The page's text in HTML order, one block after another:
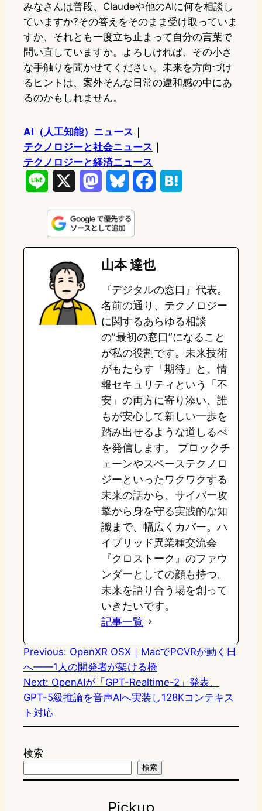
みなさんは普段、Claudeや他のAIに何を相談し
ていますか?その答えをそのまま受け取っていま
すか、それとも一度立ち止まって自分の言葉で
問い直していますか。よろしければ、その小さ
な手触りを聞かせてください。未来を方向づけ
るヒントは、案外そんな日常の違和感の中にあ
るのかもしれません。
AI（人工知能）ニュース
テクノロジーと社会ニュース
テクノロジーと経済ニュース
n
e
s
t
o
o
n
u
e
s
k
e
b
o
o
k
e
a
山本 達也
『デジタルの窓口』代表。
名前の通り、テクノロジー
に関するあらゆる相談
の”最初の窓口”になること
が私の役割です。未来技術
がもたらす「期待」と、情
報セキュリティという「不
安」の両方に寄り添い、誰
もが安心して新しい一歩を
踏み出せるような道しるべ
を発信します。 ブロックチ
ェーンやスペーステクノロ
ジーといったワクワクする
未来の話から、サイバー攻
撃から身を守る実践的な知
識まで、幅広くカバー。ハ
イブリッド異業種交流会
『クロストーク』のファウ
ンダーとしての顔も持つ。
未来を語り合う場を創って
いきたいです。
記事一覧
Previous: OpenXR OSX｜MacでPCVRが動く日
へ——1人の開発者が架ける橋
Next: OpenAIが「GPT-Realtime-2」発表、
GPT-5級推論を音声AIへ実装し128Kコンテキス
ト対応
検索
検索
Pickup